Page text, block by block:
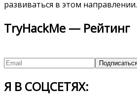
развиваться в этом направлении.
TryHackMe — Рейтинг
Я В СОЦСЕТЯХ: